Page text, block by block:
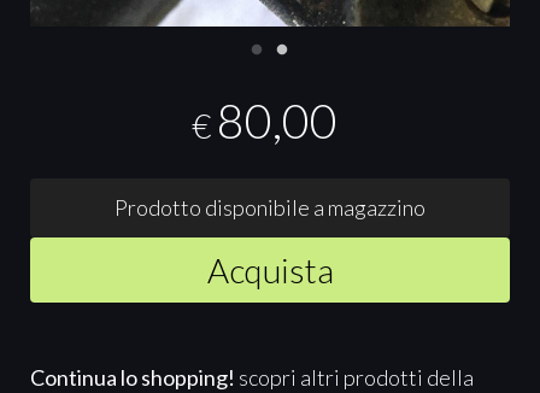
€ 80,00
Prodotto disponibile a magazzino
Acquista
Continua lo shopping! scopri altri prodotti della